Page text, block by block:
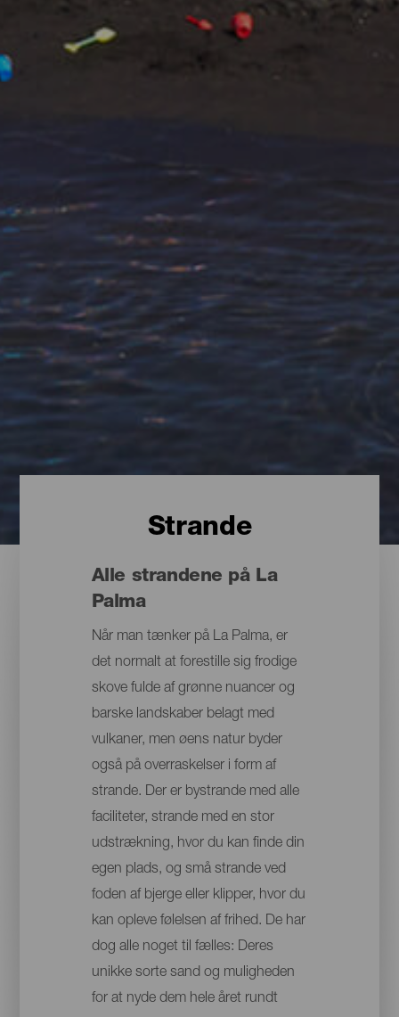
Strande
Alle strandene på La
Palma
Når man tænker på La Palma, er
det normalt at forestille sig frodige
skove fulde af grønne nuancer og
barske landskaber belagt med
vulkaner, men øens natur byder
også på overraskelser i form af
strande. Der er bystrande med alle
faciliteter, strande med en stor
udstrækning, hvor du kan finde din
egen plads, og små strande ved
foden af bjerge eller klipper, hvor du
kan opleve følelsen af frihed. De har
dog alle noget til fælles: Deres
unikke sorte sand og muligheden
for at nyde dem hele året rundt